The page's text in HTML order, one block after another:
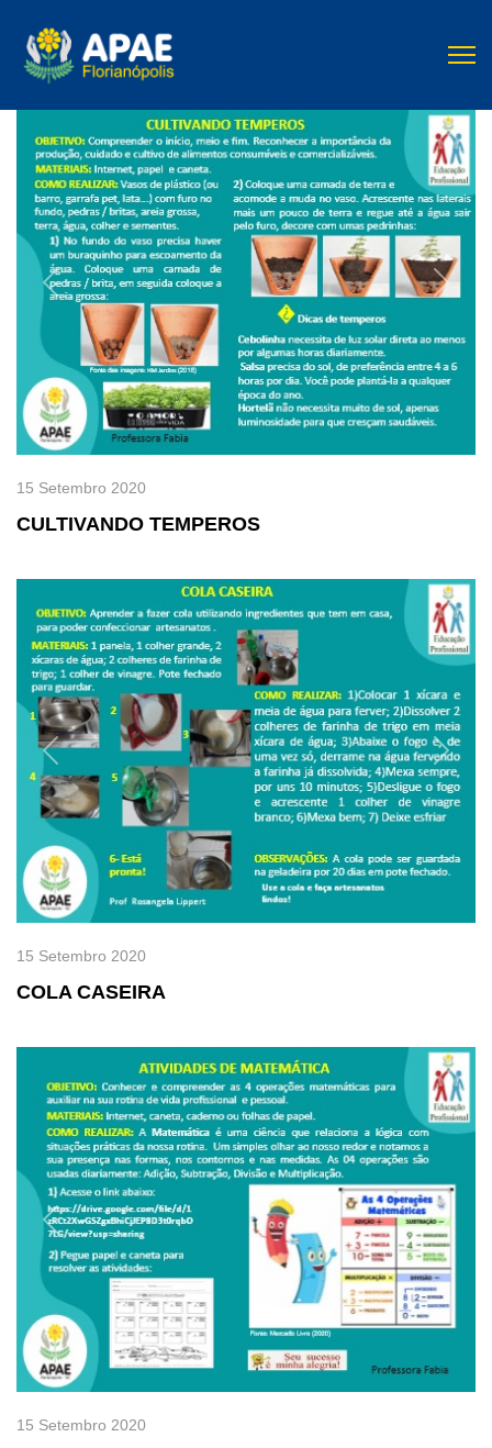
Previous Next
CULTIVANDO TEMPEROS
15 Setembro 2020
Previous Next
COLA CASEIRA
15 Setembro 2020
Previous Next
15 Setembro 2020